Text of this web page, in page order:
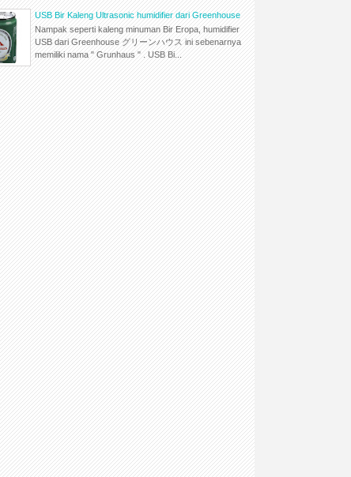
USB Bir Kaleng Ultrasonic humidifier dari Greenhouse
Nampak seperti kaleng minuman Bir Eropa, humidifier
USB dari Greenhouse グリーンハウス ini sebenarnya
memiliki nama " Grunhaus " . USB Bi...